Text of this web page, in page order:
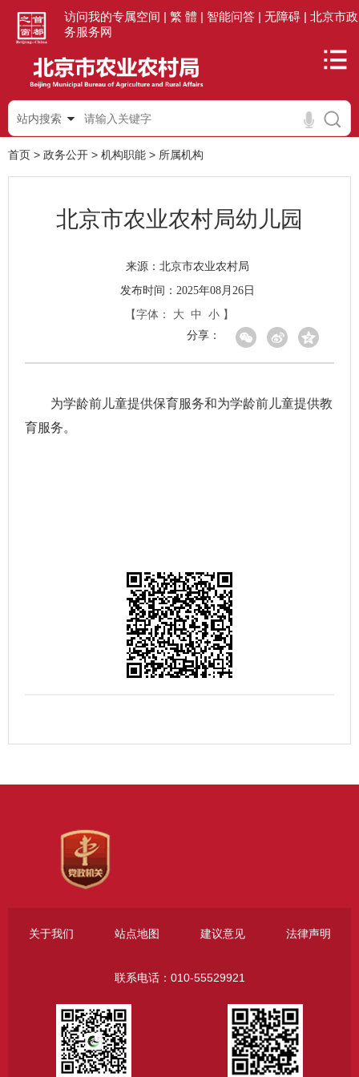
访问我的专属空间 | 繁 體 | 智能问答 | 无障碍 | 北京市政
务服务网
站内搜索
首页 > 政务公开 > 机构职能 > 所属机构
北京市农业农村局幼儿园
来源： 北京市农业农村局
发布时间：2025年08月26日
【字体：
大 中 小 】
分享：
为学龄前儿童提供保育服务和为学龄前儿童提供教
育服务。
关于我们 站点地图 建议意见 法律声明
联系电话：010-55529921